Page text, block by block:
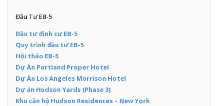
Đầu Tư EB-5
Đầu tư định cư EB-5
Quy trình đầu tư EB-5
Hội thảo EB-5
Dự Án Portland Proper Hotel
Dự Án Los Angeles Morrison Hotel
Dự án Hudson Yards (Phase 3)
Khu căn hộ Hudson Residences – New York